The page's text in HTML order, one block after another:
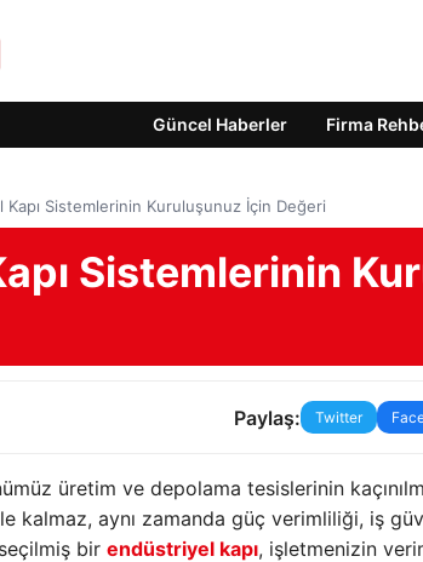
Güncel Haberler Firma
Kapı Sistemlerinin Kuruluşunuz İçin Değeri
Sistemlerinin
Paylaş: Twitter
üretim ve depolama tesislerinin
kalmaz, aynı zamanda güç verimliliği, iş
bir endüstriyel kapı, işletmenizin